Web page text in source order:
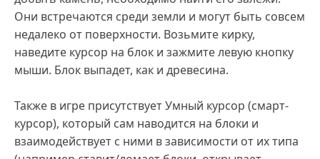
Они встречаются среди земли и могут быть совсем
недалеко от поверхности. Возьмите кирку,
наведите курсор на блок и зажмите левую кнопку
мыши. Блок выпадет, как и древесина.
Также в игре присутствует Умный курсор (смарт-
курсор), который сам наводится на блоки и
взаимодействует с ними в зависимости от их типа